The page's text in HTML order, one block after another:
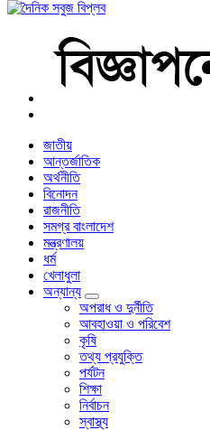
বাংলা নিউজ পেপার
জাতীয়
আন্তর্জাতিক
অর্থনীতি
বিনোদন
রাজনীতি
সমগ্র বাংলাদেশ
মন্ত্রণালয়
ধর্ম
খেলাধুলা
অন্যান্য
অপরাধ ও দুর্নীতি
আবহাওয়া ও পরিবেশ
কৃষি
তথ্য প্রযুক্তি
পর্যটন
শিক্ষা
নির্বাচন
স্বাস্থ্য